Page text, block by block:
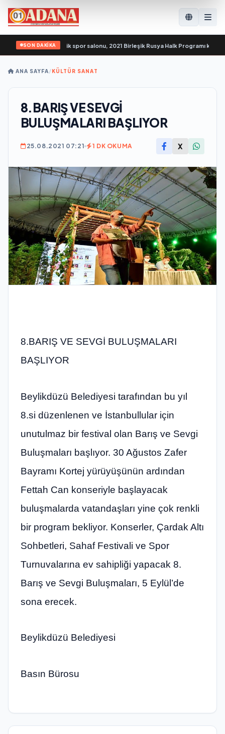
SON DAKİKA
engellilere yönelik spor salonu, 2021 Birleşik Rusya Halk Programı
ANA SAYFA/KÜLTÜR SANAT
8.BARIŞ VE SEVGİ
BULUŞMALARI BAŞLIYOR
25.08.2021 07:21 1 DK OKUMA X
8.BARIŞ VE SEVGİ BULUŞMALARI
BAŞLIYOR
Beylikdüzü Belediyesi tarafından bu yıl
8.si düzenlenen ve İstanbullular için
unutulmaz bir festival olan Barış ve Sevgi
Buluşmaları başlıyor. 30 Ağustos Zafer
Bayramı Kortej yürüyüşünün ardından
Fettah Can konseriyle başlayacak
buluşmalarda vatandaşları yine çok renkli
bir program bekliyor. Konserler, Çardak Altı
Sohbetleri, Sahaf Festivali ve Spor
Turnuvalarına ev sahipliği yapacak 8.
Barış ve Sevgi Buluşmaları, 5 Eylül’de
sona erecek.
Beylikdüzü Belediyesi
Basın Bürosu